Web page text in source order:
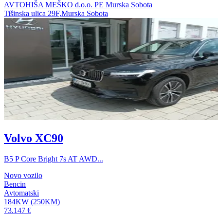
AVTOHIŠA MEŠKO d.o.o. PE Murska Sobota
Tišinska ulica 29F,Murska Sobota
Volvo XC90
B5 P Core Bright 7s AT AWD...
Novo vozilo
Bencin
Avtomatski
184KW (250KM)
73.147 €